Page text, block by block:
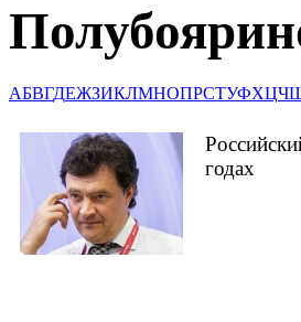
АБВГДЕЖЗИКЛМНОПРСТУФХЦЧ
годах